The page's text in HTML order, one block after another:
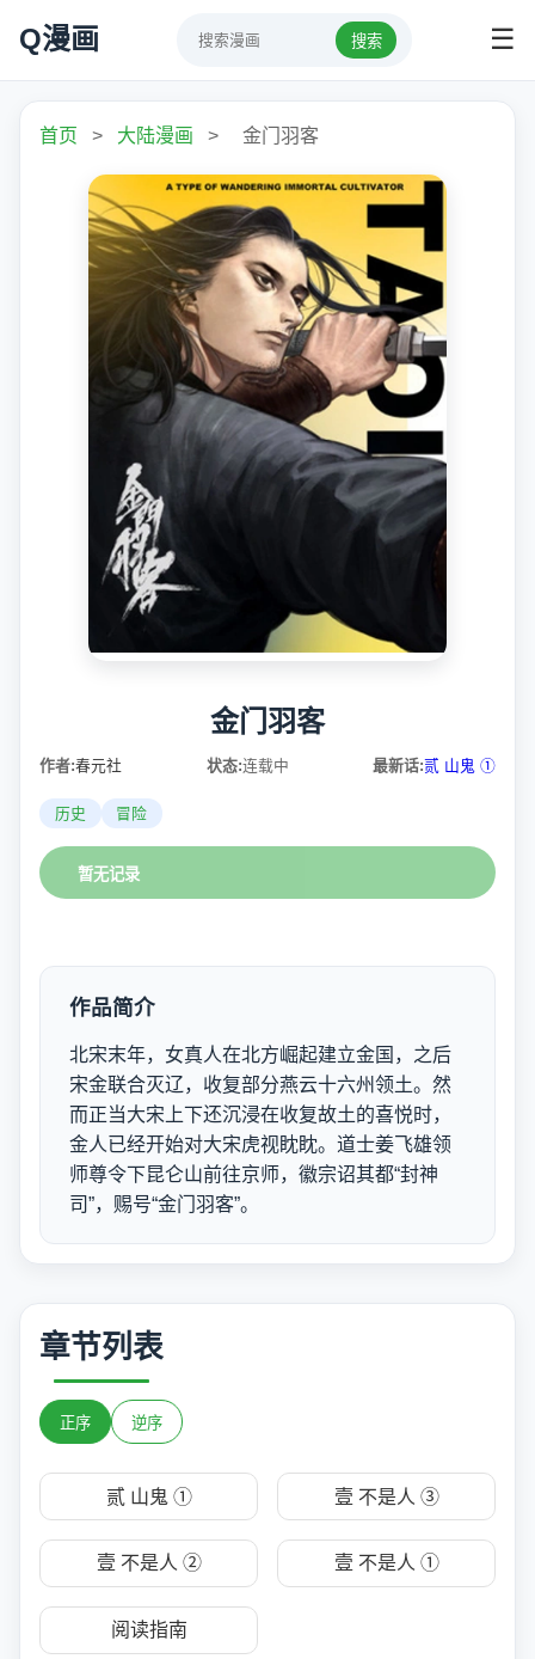
Q漫画 搜索 ☰
首页 > 大陆漫画 > 金门羽客
金门羽客
作者:春元社 状态:连载中 最新话:贰 山鬼 ①
历史 冒险
暂无记录
作品简介
北宋末年，女真人在北方崛起建立金国，之后
宋金联合灭辽，收复部分燕云十六州领土。然
而正当大宋上下还沉浸在收复故土的喜悦时，
金人已经开始对大宋虎视眈眈。道士姜飞雄领
师尊令下昆仑山前往京师，徽宗诏其都“封神
司”，赐号“金门羽客”。
章节列表
正序 逆序
贰 山鬼 ① 壹 不是人 ③
壹 不是人 ② 壹 不是人 ①
阅读指南